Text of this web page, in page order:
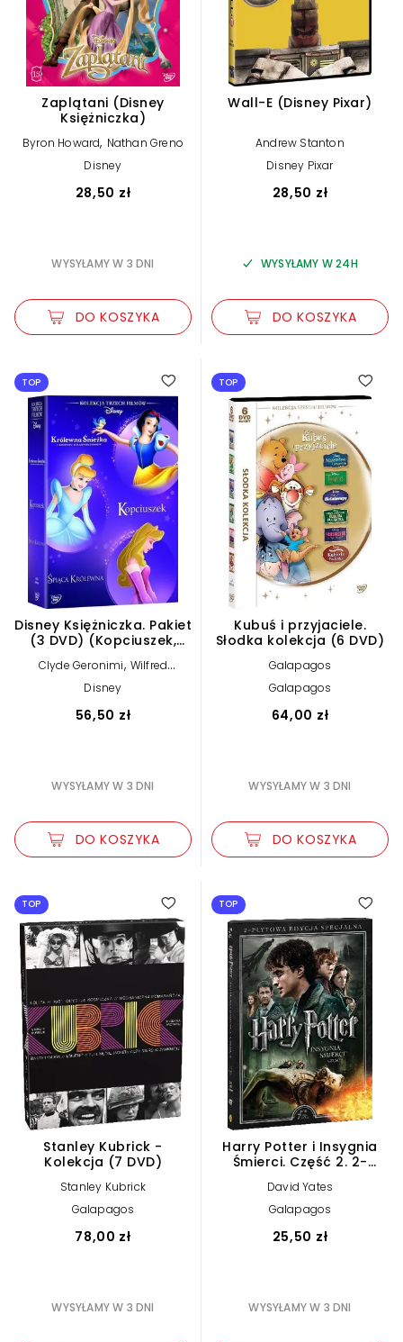
Zaplątani (Disney
Księżniczka)
Byron Howard, Nathan Greno
Disney
28,50 zł
WYSYŁAMY W 3 DNI
DO KOSZYKA
Wall-E (Disney Pixar)
Andrew Stanton
Disney Pixar
28,50 zł
WYSYŁAMY W 24H
DO KOSZYKA
TOP
Disney Księżniczka. Pakiet
(3 DVD) (Kopciuszek,
Królewna Śnieżka i
siedmiu krasnoludków)
Clyde Geronimi, Wilfred
Hamilton Luske
Hand
Disney
56,50 zł
WYSYŁAMY W 3 DNI
DO KOSZYKA
TOP
Kubuś i przyjaciele.
Słodka kolekcja (6 DVD)
Galapagos
Galapagos
64,00 zł
WYSYŁAMY W 3 DNI
DO KOSZYKA
TOP
Stanley Kubrick -
Kolekcja (7 DVD)
Stanley Kubrick
Galapagos
78,00 zł
WYSYŁAMY W 3 DNI
TOP 5.00
Harry Potter i Insygnia
Śmierci. Część 2. 2-
specjalna (2 DVD)
David Yates
Galapagos
25,50 zł
WYSYŁAMY W 3 DNI